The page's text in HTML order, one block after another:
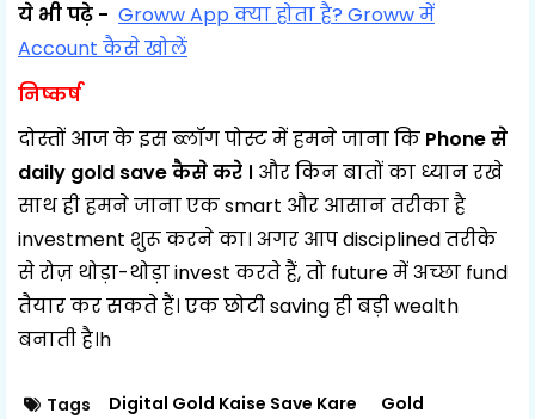
ये भी पढ़े - Groww App क्या होता है? Groww में
Account कैसे खोलें
निष्कर्ष
दोस्तों आज के इस ब्लॉग पोस्ट में हमने जाना कि Phone से
daily gold save कैसे करे । और किन बातों का ध्यान रखे
साथ ही हमने जाना एक smart और आसान तरीका है
investment शुरू करने का। अगर आप disciplined तरीके
से रोज़ थोड़ा-थोड़ा invest करते हैं, तो future में अच्छा fund
तैयार कर सकते हैं। एक छोटी saving ही बड़ी wealth
बनाती है।h
Tags Digital Gold Kaise Save Kare
Gold